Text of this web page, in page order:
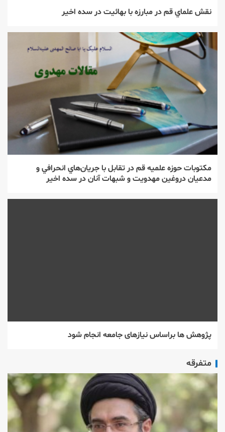
نقش علماي قم در مبارزه با بهائيت در سده اخير
مكتوبات حوزه علميه قم در تقابل با جريان‌هاي انحرافي و
مدعيان دروغين مهدويت و شبهات آنان در سده اخير
پژوهش ها براساس نیازهای جامعه انجام شود
متفرقه